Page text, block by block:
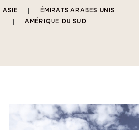
ASIE |
ÉMIRATS ARABES UNIS
| AMÉRIQUE DU SUD